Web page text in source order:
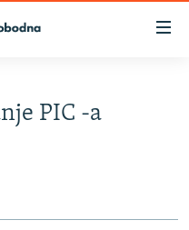
PIC -a